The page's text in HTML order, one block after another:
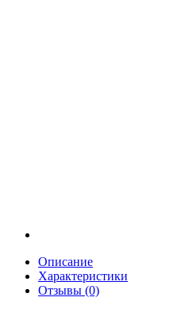
Описание
Характеристики
Отзывы (0)